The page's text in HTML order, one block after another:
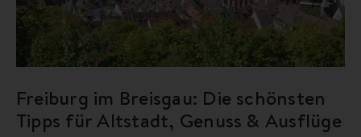
Freiburg im Breisgau: Die schönsten
Tipps für Altstadt, Genuss & Ausflüge